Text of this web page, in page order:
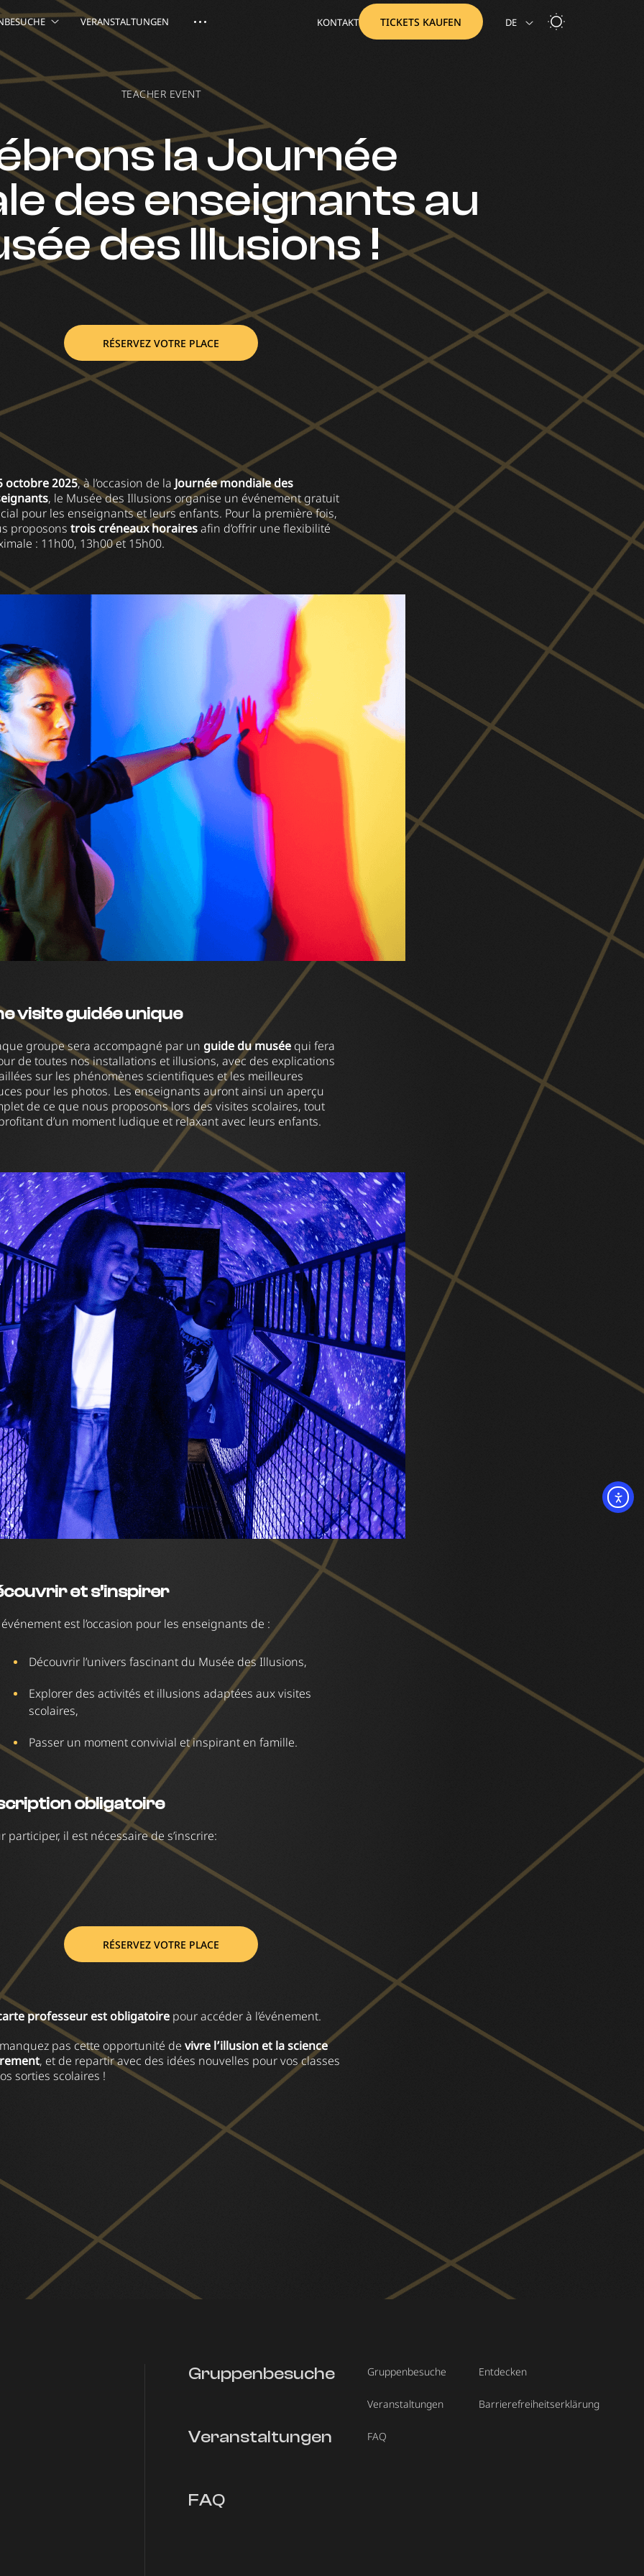
VERANSTALTUNGEN KONTAKT TICKETS KAUFEN DE
TEACHER EVENT
la Journée
des enseignants au
des Illusions !
RÉSERVEZ VOTRE PLACE
octobre 2025, à l’occasion de la Journée mondiale des
, le Musée des Illusions organise un événement gratuit
pour les enseignants et leurs enfants. Pour la première fois,
proposons trois créneaux horairesafin d’offrir une flexibilité
: 11h00, 13h00 et 15h00.
visite guidée unique
groupe sera accompagné par un guide du musée qui fera
de toutes nos installations et illusions, avec des explications
sur les phénomènes scientifiques et les meilleures
pour les photos. Les enseignants auront ainsi un aperçu
de ce que nous proposons lors des visites scolaires, tout
d’un moment ludique et relaxant avec leurs enfants.
et s’inspirer
est l’occasion pour les enseignants de :
Découvrir l’univers fascinant du Musée des Illusions,
Explorer des activités et illusions adaptées aux visites
scolaires,
Passer un moment convivial et inspirant en famille.
obligatoire
participer, il est nécessaire de s’inscrire:
RÉSERVEZ VOTRE PLACE
professeur est obligatoire pour accéder à l’événement.
pas cette opportunité de vivre l’illusion et la science
, et de repartir avec des idées nouvelles pour vos classes
sorties scolaires !
Gruppenbesuche
Veranstaltungen
FAQ
Gruppenbesuche
Veranstaltungen
FAQ
Entdecken
Barrierefreiheitserklärung